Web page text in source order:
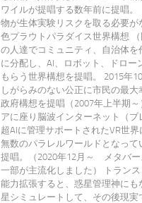
ワイルが提唱する数年前に提唱。
物が生体実験リスクを取る必要が
色プラウトパラダイス世界構想
の人達でコミュニティ、自治体を
に分配し、AI、ロボット、ドロー
もらう世界構想を提唱。 2015年
しがらみのない公正に市民の最大
政府構想を提唱（2007年上半期
アに座り脳波インターネット（ブ
超AIに管理サポートされたVR世
無数のパラレルワールドとなって
提唱。（2020年12月～ メタバー
一部が主流化しました） トラン
能力拡張すると、惑星管理神にも
星シミュレートして、その後現実